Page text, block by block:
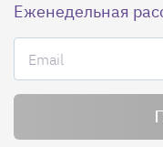
Еженедельная